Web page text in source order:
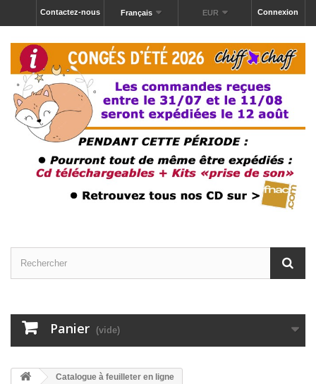
Connexion
EUR
Français
Contactez-nous
Panier (vide)
Catalogue à feuilleter en ligne